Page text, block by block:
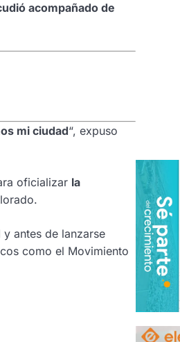
acompañado de
mi ciudad“, expuso
oficializar la
y antes de lanzarse
como el Movimiento